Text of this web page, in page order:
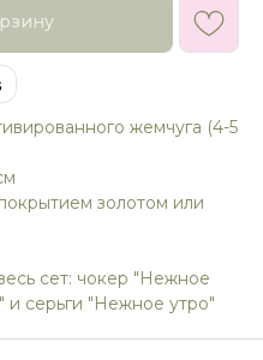
жемчуга (4-5
золотом или
сет: чокер "Нежное
и серьги "Нежное утро"